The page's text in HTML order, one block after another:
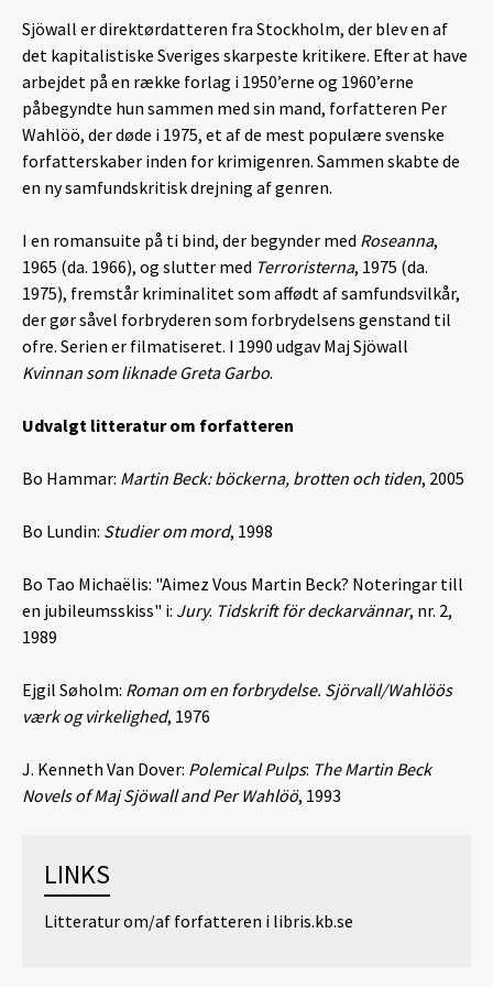
Sjöwall er direktørdatteren fra Stockholm, der blev en af
det kapitalistiske Sveriges skarpeste kritikere. Efter at have
arbejdet på en række forlag i 1950’erne og 1960’erne
påbegyndte hun sammen med sin mand, forfatteren Per
Wahlöö, der døde i 1975, et af de mest populære svenske
forfatterskaber inden for krimigenren. Sammen skabte de
en ny samfundskritisk drejning af genren.
I en romansuite på ti bind, der begynder med Roseanna,
1965 (da. 1966), og slutter med Terroristerna, 1975 (da.
1975), fremstår kriminalitet som affødt af samfundsvilkår,
der gør såvel forbryderen som forbrydelsens genstand til
ofre. Serien er filmatiseret. I 1990 udgav Maj Sjöwall
Kvinnan som liknade Greta Garbo.
Udvalgt litteratur om forfatteren
Bo Hammar: Martin Beck: böckerna, brotten och tiden, 2005
Bo Lundin: Studier om mord, 1998
Bo Tao Michaëlis: "Aimez Vous Martin Beck? Noteringar till
en jubileumsskiss" i: Jury. Tidskrift för deckarvännar, nr. 2,
1989
Ejgil Søholm: Roman om en forbrydelse. Sjörvall/Wahlöös
værk og virkelighed, 1976
J. Kenneth Van Dover: Polemical Pulps: The Martin Beck
Novels of Maj Sjöwall and Per Wahlöö, 1993
LINKS
Litteratur om/af forfatteren i libris.kb.se